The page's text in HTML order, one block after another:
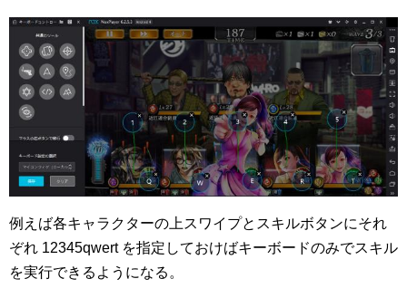
例えば各キャラクターの上スワイプとスキルボタンにそれ
ぞれ 12345qwert を指定しておけばキーボードのみでスキル
を実行できるようになる。